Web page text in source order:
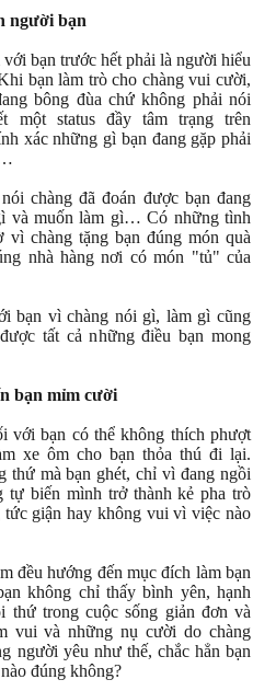
người bạn
bạn trước hết phải là người hiểu
bạn làm trò cho chàng vui cười,
bông đùa chứ không phải nói
một status đầy tâm trạng trên
xác những gì bạn đang gặp phải
chàng đã đoán được bạn đang
và muốn làm gì… Có những tình
vì chàng tặng bạn đúng món quà
nhà hàng nơi có món "tủ" của
bạn vì chàng nói gì, làm gì cũng
tất cả những điều bạn mong
bạn mỉm cười
với bạn có thể không thích phượt
xe ôm cho bạn thỏa thú đi lại.
thứ mà bạn ghét, chỉ vì đang ngồi
tự biến mình trở thành kẻ pha trò
giận hay không vui vì việc nào
đều hướng đến mục đích làm bạn
không chỉ thấy bình yên, hạnh
thứ trong cuộc sống giản đơn và
vui và những nụ cười do chàng
người yêu như thế, chắc hẳn bạn
đúng không?